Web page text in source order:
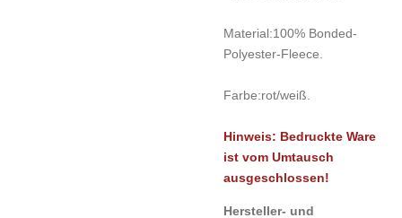
Material:100% Bonded-
Polyester-Fleece.
Farbe:rot/weiß.
Hinweis: Bedruckte Ware
ist vom Umtausch
ausgeschlossen!
Hersteller- und